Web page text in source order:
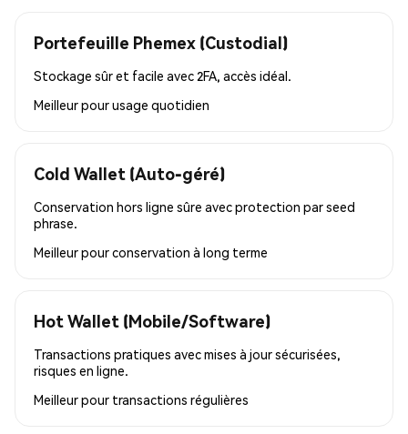
Portefeuille Phemex (Custodial)
Stockage sûr et facile avec 2FA, accès idéal.
Meilleur pourusage quotidien
Cold Wallet (Auto-géré)
Conservation hors ligne sûre avec protection par seed
phrase.
Meilleur pourconservation à long terme
Hot Wallet (Mobile/Software)
Transactions pratiques avec mises à jour sécurisées,
risques en ligne.
Meilleur pour transactions régulières